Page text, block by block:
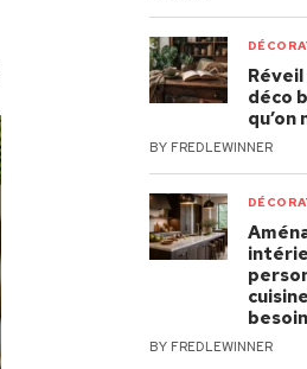
déco
BY FREDLEWINNER
BY FREDLEWINNER